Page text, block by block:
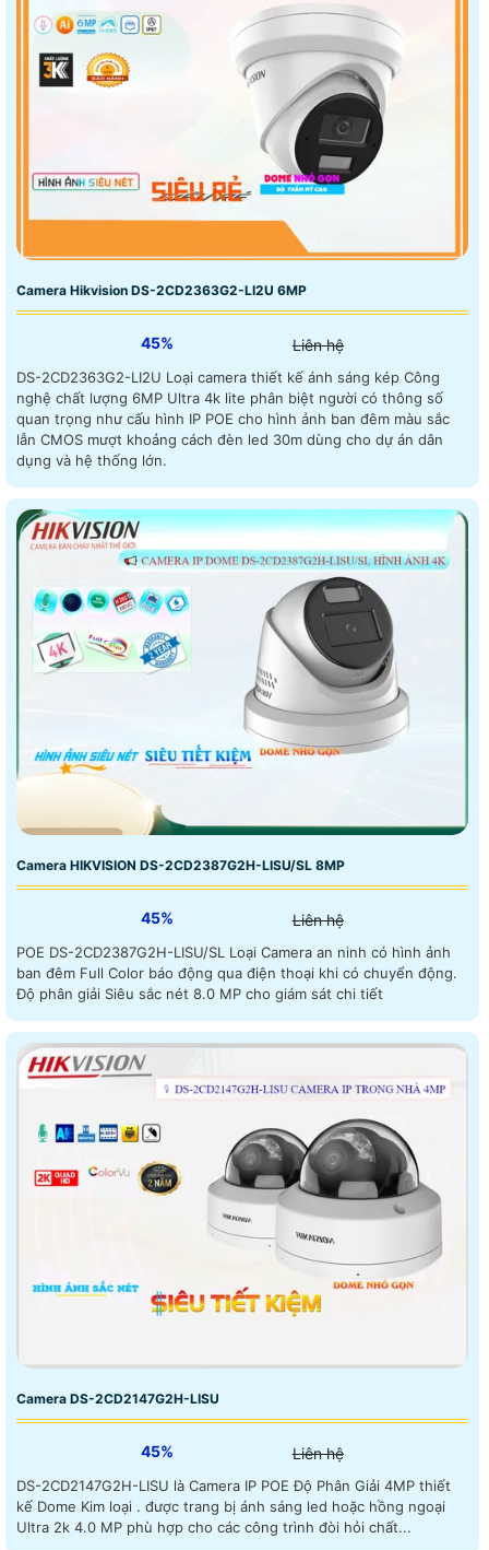
Camera Hikvision DS-2CD2363G2-LI2U 6MP
45% Liên hệ
DS-2CD2363G2-LI2U Loại camera thiết kế ánh sáng kép Công
nghệ chất lượng 6MP Ultra 4k lite phân biệt người có thông số
quan trọng như cấu hình IP POE cho hình ảnh ban đêm màu sắc
lẫn CMOS mượt khoảng cách đèn led 30m dùng cho dự án dân
dụng và hệ thống lớn.
Camera HIKVISION DS-2CD2387G2H-LISU/SL 8MP
45% Liên hệ
POE DS-2CD2387G2H-LISU/SL Loại Camera an ninh có hình ảnh
ban đêm Full Color báo động qua điện thoại khi có chuyển động.
Độ phân giải Siêu sắc nét 8.0 MP cho giám sát chi tiết
Camera DS-2CD2147G2H-LISU
45% Liên hệ
DS-2CD2147G2H-LISU là Camera IP POE Độ Phân Giải 4MP thiết
kế Dome Kim loại . được trang bị ánh sáng led hoặc hồng ngoại
Ultra 2k 4.0 MP phù hợp cho các công trình đòi hỏi chất...